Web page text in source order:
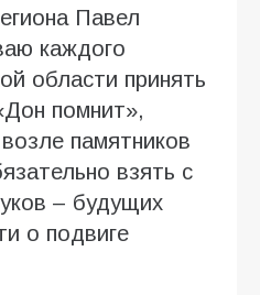
Павел
каждого
области принять
помнит»,
памятников
взять с
– будущих
о подвиге